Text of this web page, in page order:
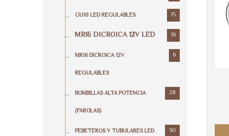
GU10 LED REGULABLES 15
MR16 DICROICA 12V LED 16
MR16 DICROICA 12V
REGULABLES
6
BOMBILLAS ALTA POTENCIA
(FAROLAS)
28
PEBETEROS Y TUBULARES LED 30